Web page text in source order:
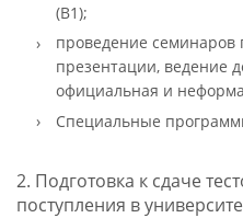
(B1);
проведение семинаров
презентации, ведение
официальная и
Специальные
2. Подготовка к сдаче
поступления в